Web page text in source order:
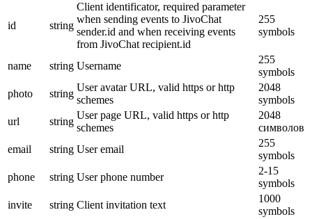
id string
Client identificator, required parameter
when sending events to JivoChat
sender.id and when receiving events
from JivoChat recipient.id
255
symbols
name string Username
255
symbols
photo
string
User avatar URL, valid https or http
schemes
2048
symbols
url
string
User page URL, valid https or http
schemes
2048
символов
email
string User email
255
symbols
phone
string User phone number
2-15
symbols
invite
string Client invitation text
1000
symbols